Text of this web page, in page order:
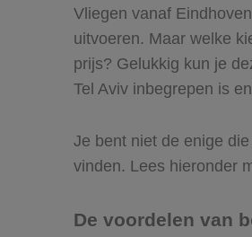
Vliegen vanaf
uitvoeren. Maar welke
prijs? Gelukkig kun je
Tel Aviv inbegrepen is
Je bent niet de enige
vinden. Lees hieronder
De voordelen van